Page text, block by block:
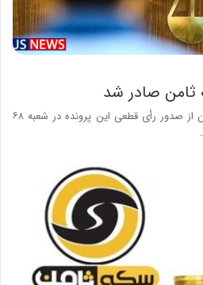
ثامن صادر شد
وکیل مالباختگان پرونده سکه ثامن از صدور رأی قطعی این پرونده در شعبه ۶۸